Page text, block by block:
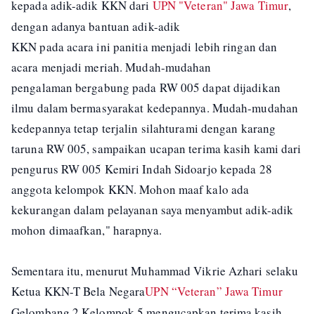
kepada adik-adik KKN dari UPN "Veteran" Jawa Timur,
dengan adanya bantuan adik-adik
KKN pada acara ini panitia menjadi lebih ringan dan
acara menjadi meriah. Mudah-mudahan
pengalaman bergabung pada RW 005 dapat dijadikan
ilmu dalam bermasyarakat kedepannya. Mudah-mudahan
kedepannya tetap terjalin silahturami dengan karang
taruna RW 005, sampaikan ucapan terima kasih kami dari
pengurus RW 005 Kemiri Indah Sidoarjo kepada 28
anggota kelompok KKN. Mohon maaf kalo ada
kekurangan dalam pelayanan saya menyambut adik-adik
mohon dimaafkan," harapnya.
Sementara itu, menurut Muhammad Vikrie Azhari selaku
Ketua KKN-T Bela NegaraUPN “Veteran” Jawa Timur